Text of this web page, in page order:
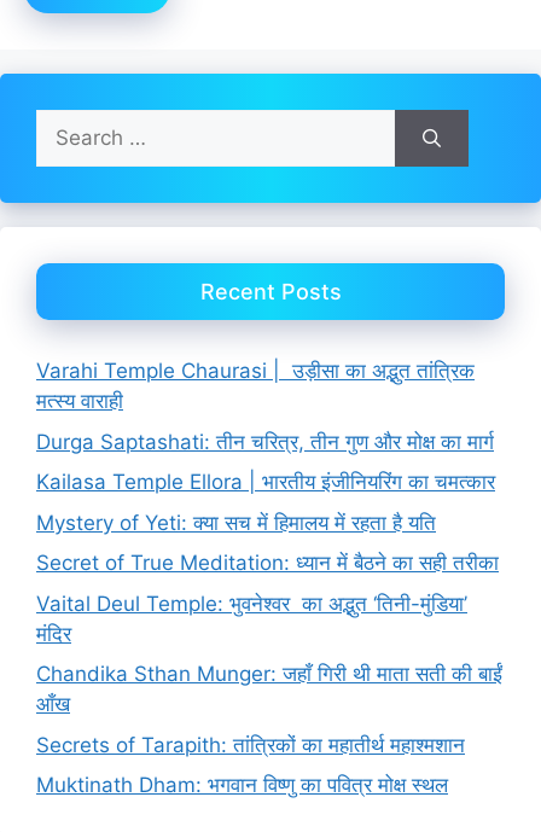
Search
for:
Recent Posts
Varahi Temple Chaurasi | उड़ीसा का अद्भुत तांत्रिक
मत्स्य वाराही
Durga Saptashati: तीन चरित्र, तीन गुण और मोक्ष का मार्ग
Kailasa Temple Ellora | भारतीय इंजीनियरिंग का चमत्कार
Mystery of Yeti: क्या सच में हिमालय में रहता है यति
Secret of True Meditation: ध्यान में बैठने का सही तरीका
Vaital Deul Temple: भुवनेश्वर का अद्भुत ‘तिनी-मुंडिया’
मंदिर
Chandika Sthan Munger: जहाँ गिरी थी माता सती की बाईं
आँख
Secrets of Tarapith: तांत्रिकों का महातीर्थ महाश्मशान
Muktinath Dham: भगवान विष्णु का पवित्र मोक्ष स्थल